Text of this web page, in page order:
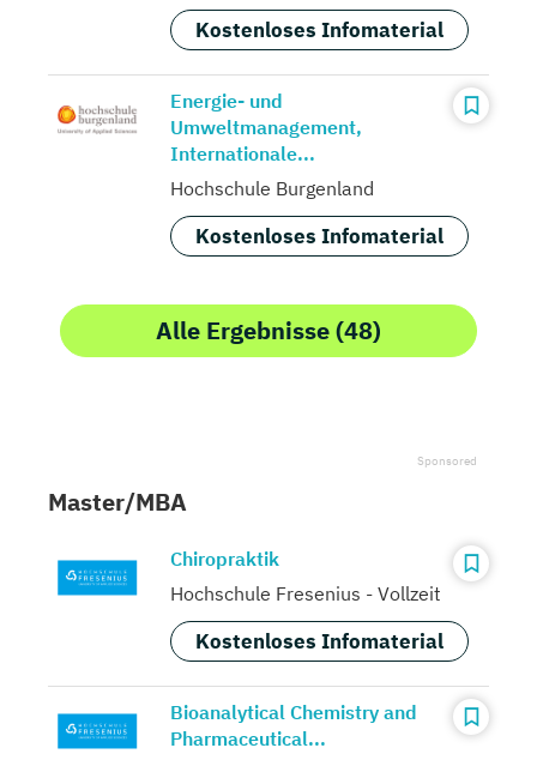
Kostenloses Infomaterial
Energie- und
Umweltmanagement,
Internationale...
Hochschule Burgenland
Kostenloses Infomaterial
Alle Ergebnisse (48)
Master/MBA
Chiropraktik
Hochschule Fresenius - Vollzeit
Kostenloses Infomaterial
Bioanalytical Chemistry and
Pharmaceutical...